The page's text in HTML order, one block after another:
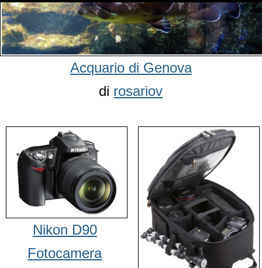
Acquario di Genova
di rosariov
Nikon D90
Fotocamera